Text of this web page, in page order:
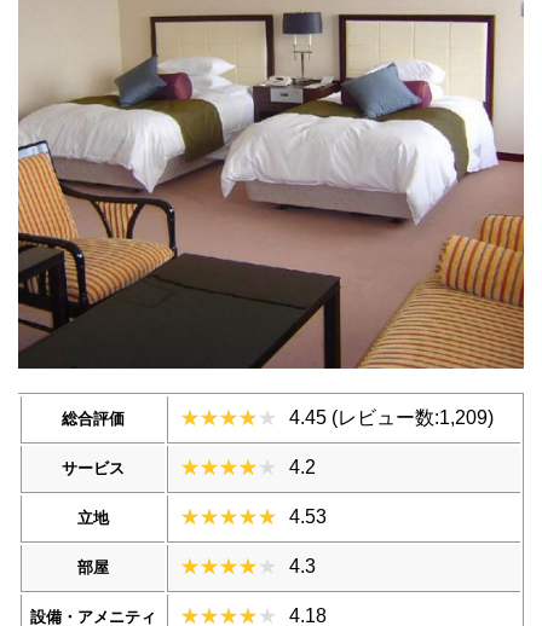
総合評価 4.45 (レビュー数:1,209)
サービス 4.2
立地 4.53
部屋 4.3
設備・アメニティ 4.18